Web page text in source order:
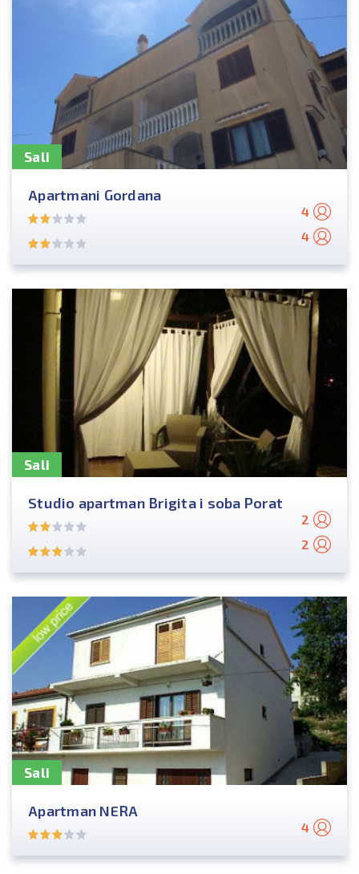
Sali
Apartmani Gordana
4
4
Sali
Studio apartman Brigita i soba Porat
2
2
Sali
Apartman NERA
4